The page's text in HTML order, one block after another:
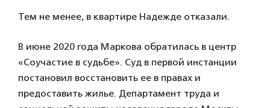
Тем не менее, в квартире Надежде отказали.
В июне 2020 года Маркова обратилась в центр
«Соучастие в судьбе». Суд в первой инстанции
постановил восстановить ее в правах и
предоставить жилье. Департамент труда и